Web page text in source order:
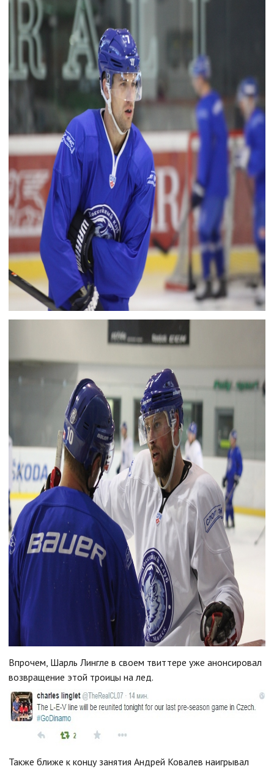
Впрочем, Шарль Лингле в своем твиттере уже анонсировал
возвращение этой троицы на лед.
Также ближе к концу занятия Андрей Ковалев наигрывал